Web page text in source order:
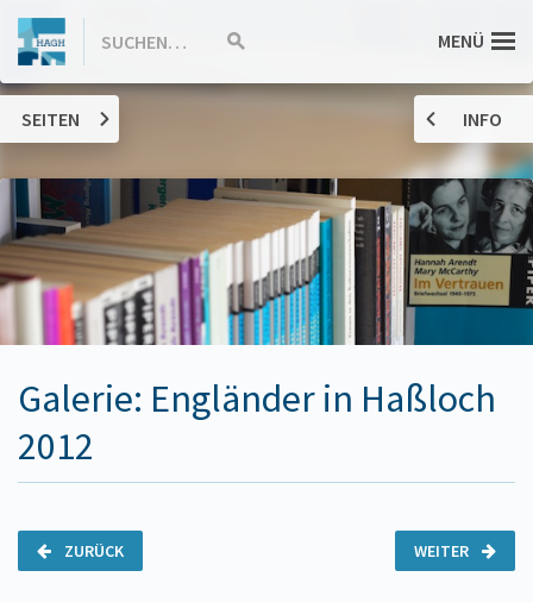
INHALT
Hannah-
Arendt-
Gymnasium
Haßloch
SUCHEN…
Suche
MENÜ
SEITEN
Galerie: Engländer in Haßloch
2012
WEITER
ZURÜCK
INFO